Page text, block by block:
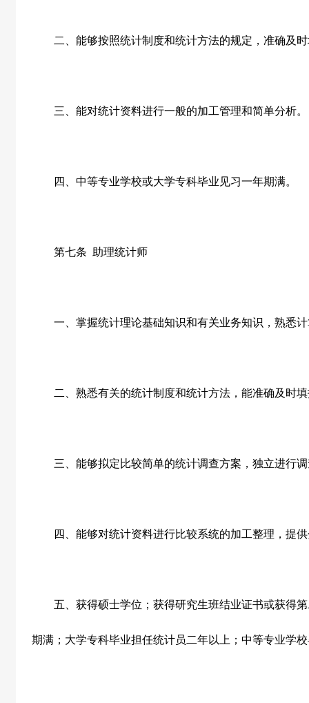
二、能够按照统计制度和统计方法的规定，准确及时
三、能对统计资料进行一般的加工管理和简单分析。
四、中等专业学校或大学专科毕业见习一年期满。
第七条 助理统计师
一、掌握统计理论基础知识和有关业务知识，熟悉计
二、熟悉有关的统计制度和统计方法，能准确及时填
三、能够拟定比较简单的统计调查方案，独立进行调
四、能够对统计资料进行比较系统的加工整理，提供
五、获得硕士学位；获得研究生班结业证书或获得第
期满；大学专科毕业担任统计员二年以上；中等专业学